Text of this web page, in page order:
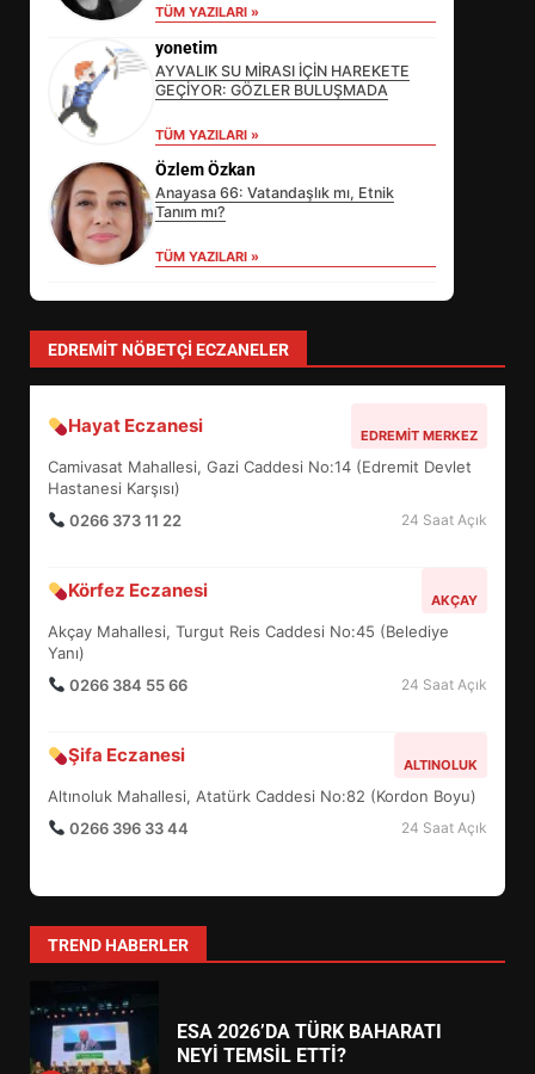
TÜM YAZILARI »
yonetim
AYVALIK SU MİRASI İÇİN HAREKETE
GEÇİYOR: GÖZLER BULUŞMADA
TÜM YAZILARI »
Özlem Özkan
Anayasa 66: Vatandaşlık mı, Etnik
Tanım mı?
TÜM YAZILARI »
EDREMIT NÖBETÇI ECZANELER
Hayat Eczanesi EDREMIT MERKEZ
Camivasat Mahallesi, Gazi Caddesi No:14 (Edremit Devlet
Hastanesi Karşısı)
0266 373 11 22
24 Saat Açık
Körfez Eczanesi AKÇAY
Akçay Mahallesi, Turgut Reis Caddesi No:45 (Belediye
Yanı)
0266 384 55 66
24 Saat Açık
Şifa Eczanesi ALTINOLUK
Altınoluk Mahallesi, Atatürk Caddesi No:82 (Kordon Boyu)
0266 396 33 44
24 Saat Açık
TREND HABERLER
3
SÜRDÜRÜLEBİLİRLİKTE NE
DEĞİŞECEK?
4
5
BALIKESİR MÜZELERİNDE SÜRE
UZATILDI: NE DEĞİŞTİ?
6
TURNUVASI KAYITLARI NEYİ
7
YENİ YÖNETİM NASIL
ŞEKİLLENDİ?
1
HAREKETE GEÇİYOR: GÖZLER
ESA 2026’DA TÜRK BAHARATI
NEYİ TEMSİL ETTİ?